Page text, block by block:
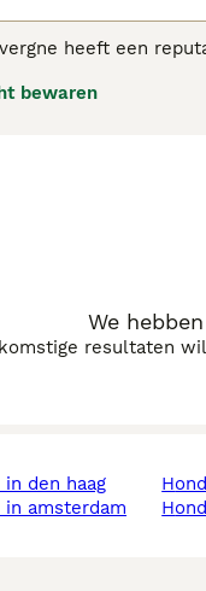
heeft een
bewaren
We
resultaten
in den haag
in amsterdam